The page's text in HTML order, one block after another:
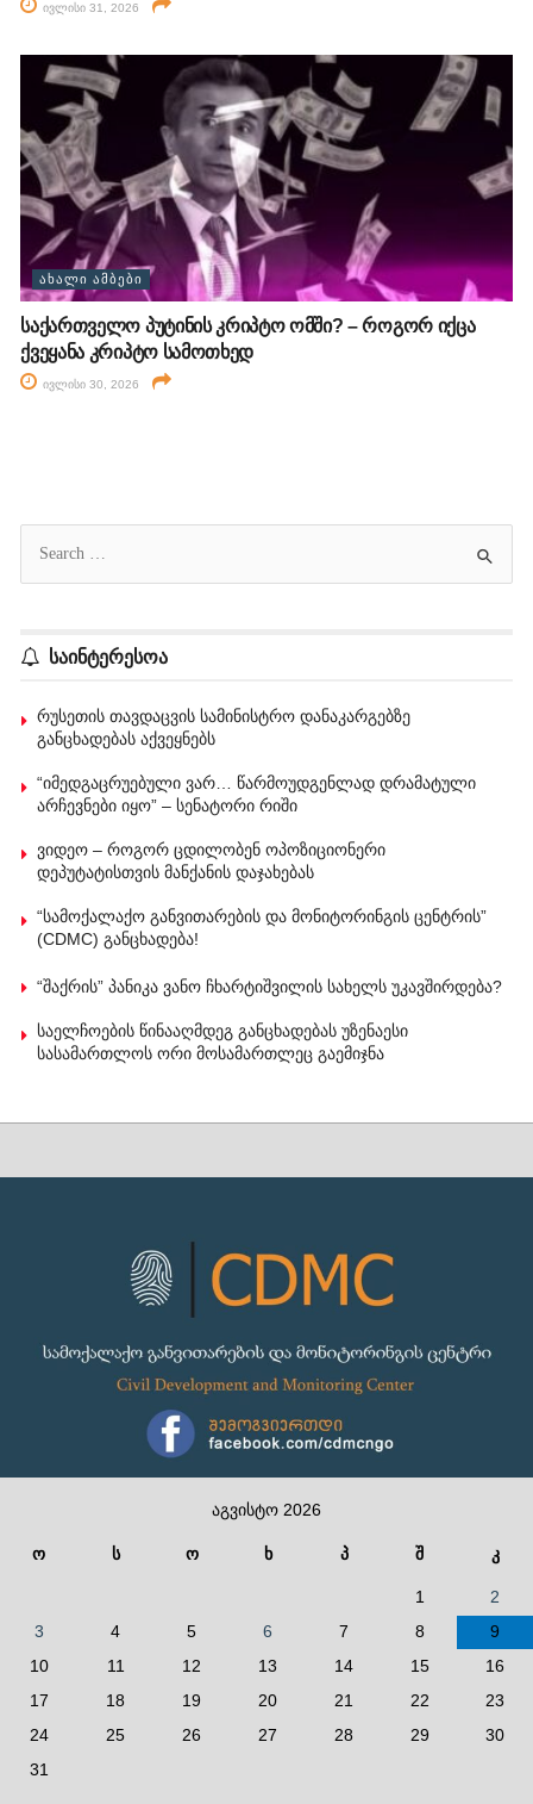
ივლისი 31, 2026
ᲐᲮᲐᲚᲘ ᲐᲛᲑᲔᲑᲘ
საქართველო პუტინის კრიპტო ომში? – როგორ იქცა
ქვეყანა კრიპტო სამოთხედ
ივლისი 30, 2026
საინტერესოა
რუსეთის თავდაცვის სამინისტრო დანაკარგებზე
განცხადებას აქვეყნებს
“იმედგაცრუებული ვარ… წარმოუდგენლად დრამატული
არჩევნები იყო” – სენატორი რიში
ვიდეო – როგორ ცდილობენ ოპოზიციონერი
დეპუტატისთვის მანქანის დაჯახებას
“სამოქალაქო განვითარების და მონიტორინგის ცენტრის”
(CDMC) განცხადება!
“შაქრის” პანიკა ვანო ჩხარტიშვილის სახელს უკავშირდება?
საელჩოების წინააღმდეგ განცხადებას უზენაესი
სასამართლოს ორი მოსამართლეც გაემიჯნა
აგვისტო 2026
ო ს ო ხ პ შ კ
1
2
3
4 5 6 7 8
9
10
11 12 13 14 15
16
17
18 19 20 21 22
23
24
25 26 27 28 29
30
31